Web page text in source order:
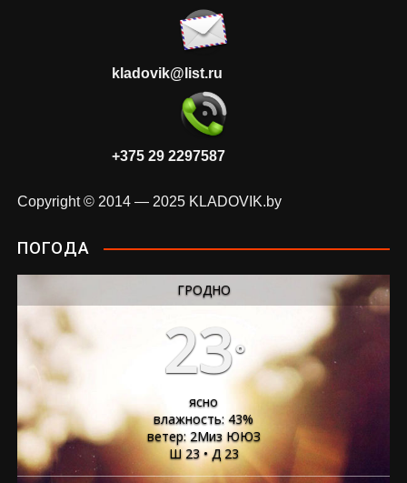
kladovik@list.ru
+375 29 2297587
Copyright © 2014 — 2025 KLADOVIK.by
ПОГОДА
ГРОДНО
23°
ясно
влажность: 43%
ветер: 2Миз ЮЮЗ
Ш 23 • Д 23